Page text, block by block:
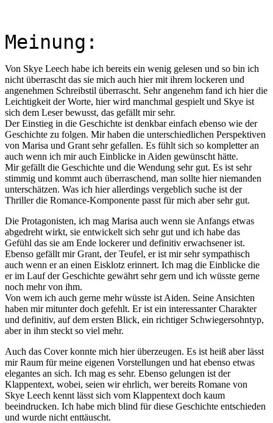
Meinung:
Von Skye Leech habe ich bereits ein wenig gelesen und so bin ich
nicht überrascht das sie mich auch hier mit ihrem lockeren und
angenehmen Schreibstil überrascht. Sehr angenehm fand ich hier die
Leichtigkeit der Worte, hier wird manchmal gespielt und Skye ist
sich dem Leser bewusst, das gefällt mir sehr.
Der Einstieg in die Geschichte ist denkbar einfach ebenso wie der
Geschichte zu folgen. Mir haben die unterschiedlichen Perspektiven
von Marisa und Grant sehr gefallen. Es fühlt sich so kompletter an
auch wenn ich mir auch Einblicke in Aiden gewünscht hätte.
Mir gefällt die Geschichte und die Wendung sehr gut. Es ist sehr
stimmig und kommt auch überraschend, man sollte hier niemanden
unterschätzen. Was ich hier allerdings vergeblich suche ist der
Thriller die Romance-Komponente passt für mich aber sehr gut.
Die Protagonisten, ich mag Marisa auch wenn sie Anfangs etwas
abgedreht wirkt, sie entwickelt sich sehr gut und ich habe das
Gefühl das sie am Ende lockerer und definitiv erwachsener ist.
Ebenso gefällt mir Grant, der Teufel, er ist mir sehr sympathisch
auch wenn er an einen Eisklotz erinnert. Ich mag die Einblicke die
er im Lauf der Geschichte gewährt sehr gern und ich wüsste gerne
noch mehr von ihm.
Von wem ich auch gerne mehr wüsste ist Aiden. Seine Ansichten
haben mir mitunter doch gefehlt. Er ist ein interessanter Charakter
und definitiv, auf dem ersten Blick, ein richtiger Schwiegersohntyp,
aber in ihm steckt so viel mehr.
Auch das Cover konnte mich hier überzeugen. Es ist heiß aber lässt
mir Raum für meine eigenen Vorstellungen und hat ebenso etwas
elegantes an sich. Ich mag es sehr. Ebenso gelungen ist der
Klappentext, wobei, seien wir ehrlich, wer bereits Romane von
Skye Leech kennt lässt sich vom Klappentext doch kaum
beeindrucken. Ich habe mich blind für diese Geschichte entschieden
und wurde nicht enttäuscht.